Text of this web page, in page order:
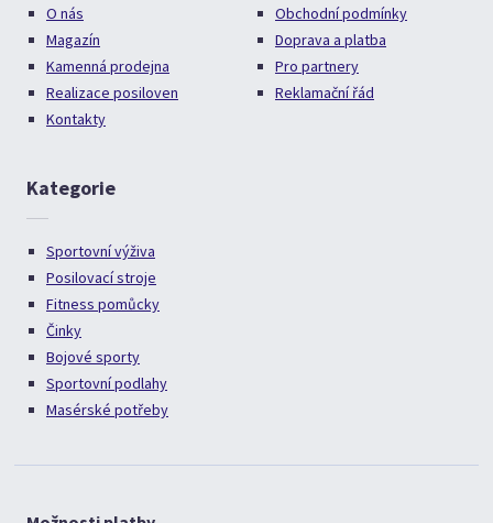
O nás
Magazín
Kamenná prodejna
Realizace posiloven
Kontakty
Obchodní podmínky
Doprava a platba
Pro partnery
Reklamační řád
Kategorie
Sportovní výživa
Posilovací stroje
Fitness pomůcky
Činky
Bojové sporty
Sportovní podlahy
Masérské potřeby